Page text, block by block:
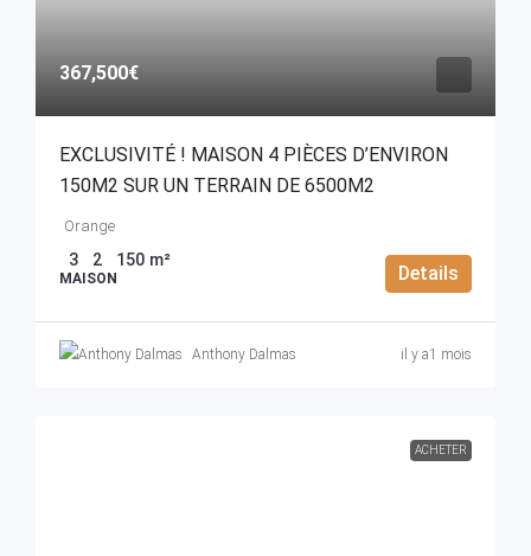
367,500€
EXCLUSIVITÉ ! MAISON 4 PIÈCES D’ENVIRON
150M2 SUR UN TERRAIN DE 6500M2
Orange
3 2 150 m²
MAISON Details
Anthony Dalmas il y a1 mois
ACHETER